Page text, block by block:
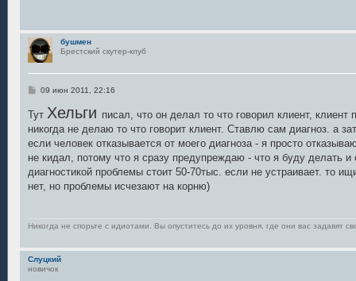
и
е
бушмен
Брестский скутер-клуб
С
б
щ
н
и
09 июн 2011, 22:16
Тут Хельги писал, что он делал то что говорил клиент, клиент
никогда не делаю то что говорит клиент. Ставлю сам диагноз. а
если человек отказывается от моего диагноза - я просто
не кидал, потому что я сразу предупреждаю - что я буду делать и
диагностикой проблемы стоит 50-70тыс. если не устраивает. то
нет, но проблемы исчезают на корню)
Никогда не спорьте с идиотами. Вы опуститесь до их уровня, где они вас задавят
Слуцкий
новичок